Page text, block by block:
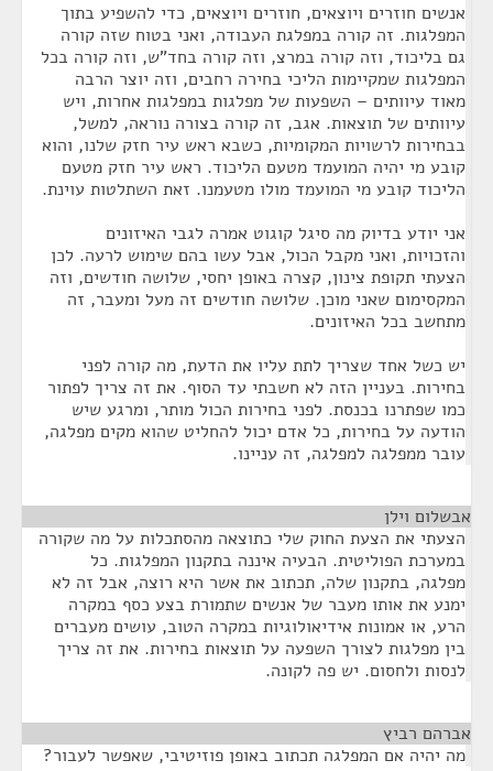
אנשים חוזרים ויוצאים, חוזרים ויוצאים, כדי להשפיע בתוך
המפלגות. זה קורה במפלגת העבודה, ואני בטוח שזה קורה
גם בליכוד, וזה קורה במרצ, וזה קורה בחד"ש, וזה קורה בכל
המפלגות שמקיימות הליכי בחירה רחבים, וזה יוצר הרבה
מאוד עיוותים – השפעות של מפלגות במפלגות אחרות, ויש
עיוותים של תוצאות. אגב, זה קורה בצורה נוראה, למשל,
בבחירות לרשויות המקומיות, כשבא ראש עיר חזק שלנו, והוא
קובע מי יהיה המועמד מטעם הליכוד. ראש עיר חזק מטעם
הליכוד קובע מי המועמד מולו מטעמנו. זאת השתלטות עוינת.
אני יודע בדיוק מה סיגל קוגוט אמרה לגבי האיזונים
והזכויות, ואני מקבל הכול, אבל עשו בהם שימוש לרעה. לכן
הצעתי תקופת צינון, קצרה באופן יחסי, שלושה חודשים, וזה
המקסימום שאני מוכן. שלושה חודשים זה מעל ומעבר, זה
מתחשב בכל האיזונים.
יש כשל אחד שצריך לתת עליו את הדעת, מה קורה לפני
בחירות. בעניין הזה לא חשבתי עד הסוף. את זה צריך לפתור
כמו שפתרנו בכנסת. לפני בחירות הכול מותר, ומרגע שיש
הודעה על בחירות, כל אדם יכול להחליט שהוא מקים מפלגה,
עובר ממפלגה למפלגה, זה עניינו.
אבשלום וילן
הצעתי את הצעת החוק שלי כתוצאה מהסתכלות על מה שקורה
במערכת הפוליטית. הבעיה איננה בתקנון המפלגות. כל
מפלגה, בתקנון שלה, תכתוב את אשר היא רוצה, אבל זה לא
ימנע את אותו מעבר של אנשים שתמורת בצע כסף במקרה
הרע, או אמונות אידיאולוגיות במקרה הטוב, עושים מעברים
בין מפלגות לצורך השפעה על תוצאות בחירות. את זה צריך
לנסות ולחסום. יש פה לקונה.
אברהם רביץ
מה יהיה אם המפלגה תכתוב באופן פוזיטיבי, שאפשר לעבור?